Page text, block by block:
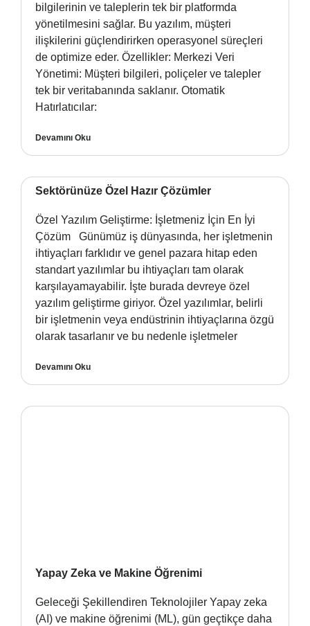
bilgilerinin ve taleplerin tek bir platformda
yönetilmesini sağlar. Bu yazılım, müşteri
ilişkilerini güçlendirirken operasyonel süreçleri
de optimize eder. Özellikler: Merkezi Veri
Yönetimi: Müşteri bilgileri, poliçeler ve talepler
tek bir veritabanında saklanır. Otomatik
Hatırlatıcılar:
Devamını Oku
Sektörünüze Özel Hazır Çözümler
Özel Yazılım Geliştirme: İşletmeniz İçin En İyi
Çözüm Günümüz iş dünyasında, her işletmenin
ihtiyaçları farklıdır ve genel pazara hitap eden
standart yazılımlar bu ihtiyaçları tam olarak
karşılayamayabilir. İşte burada devreye özel
yazılım geliştirme giriyor. Özel yazılımlar, belirli
bir işletmenin veya endüstrinin ihtiyaçlarına özgü
olarak tasarlanır ve bu nedenle işletmeler
Devamını Oku
Yapay Zeka ve Makine Öğrenimi
Geleceği Şekillendiren Teknolojiler Yapay zeka
(AI) ve makine öğrenimi (ML), gün geçtikçe daha